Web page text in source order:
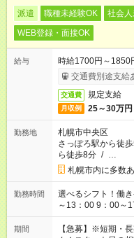
派遣 職種未経験OK 社会
WEB登録・面接OK
給与
時給1700円～
交通費別途支給
交通費 規定支給
月収例 25～30万円
勤務地
札幌市中央区
さっぽろ駅から徒
ら徒歩8分 / …
札幌市内に多数
勤務時間
選べるシフト！働きやすい
～13：00 9：00～
11：00～20：00 12：
OK！ その他勤務時間・曜日はご相談ください！ ■残業なし ■週3
期間
【急募】※短期・